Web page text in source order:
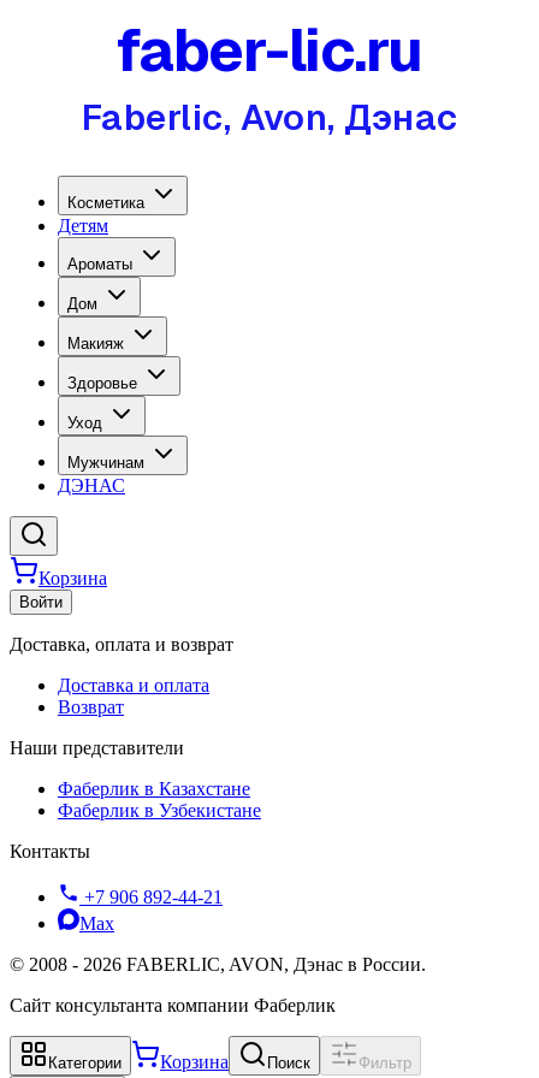
faber-lic.ru
Faberlic, Avon, Дэнас
Косметика
Детям
Ароматы
Дом
Макияж
Здоровье
Уход
Мужчинам
ДЭНАС
Корзина
Войти
Доставка, оплата и возврат
Доставка и оплата
Возврат
Наши представители
Фаберлик в Казахстане
Фаберлик в Узбекистане
Контакты
+7 906 892-44-21
Max
© 2008 - 2026 FABERLIC, AVON, Дэнас в России.
Сайт консультанта компании Фаберлик
Категории Корзина Поиск Фильтр